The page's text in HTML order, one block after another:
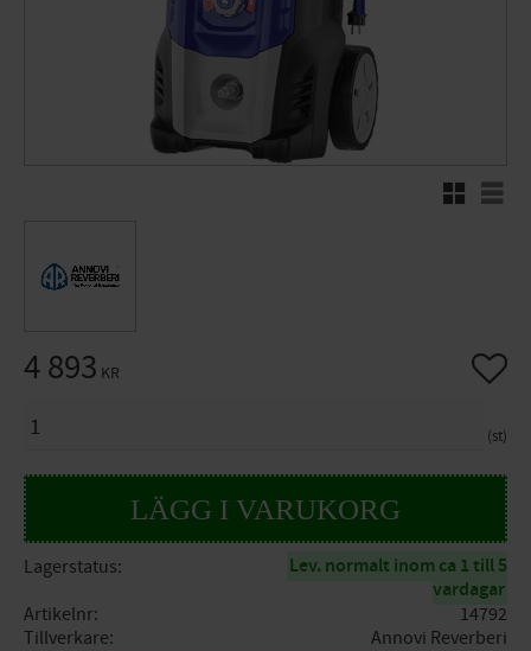
Rutnätsvy
4 893 KR
st
Lägg
Lagerstatus
Lev. normalt inom ca 1 till 5
vardagar
Artikelnr
14792
Tillverkare
Annovi Reverberi